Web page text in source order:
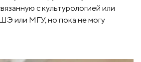
с культурологией или
или МГУ, но пока не могу